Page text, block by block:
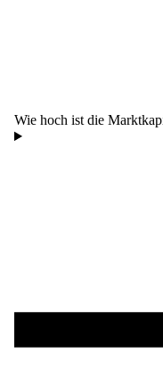
Wie hoch ist die